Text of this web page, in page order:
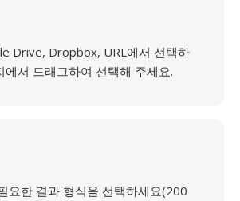
Drive, Dropbox, URL에서 선택하
에서 드래그하여 선택해 주세요.
요한 결과 형식을 선택하세요(200